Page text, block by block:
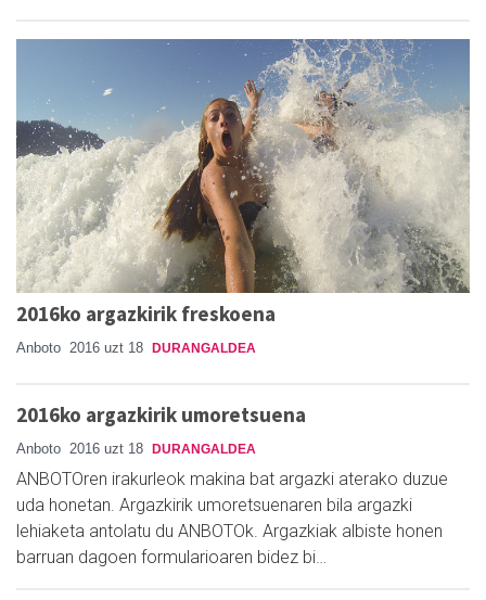
2016ko argazkirik freskoena
Anboto 2016 uzt 18 DURANGALDEA
2016ko argazkirik umoretsuena
Anboto 2016 uzt 18 DURANGALDEA
ANBOTOren irakurleok makina bat argazki aterako duzue
uda honetan. Argazkirik umoretsuenaren bila argazki
lehiaketa antolatu du ANBOTOk. Argazkiak albiste honen
barruan dagoen formularioaren bidez bi…